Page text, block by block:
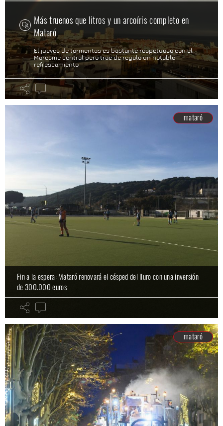
Más truenos que litros y un arcoíris completo en
Mataró
El jueves de tormentas es bastante respetuoso con el
Maresme central pero trae de regalo un notable
refrescamiento
mataró
Fin a la espera: Mataró renovará el césped del Iluro con una inversión
de 300.000 euros
mataró